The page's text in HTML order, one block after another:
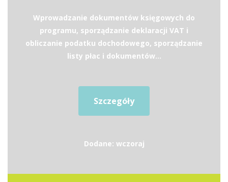
Wprowadzanie dokumentów księgowych do
programu, sporządzanie deklaracji VAT i
obliczanie podatku dochodowego, sporządzanie
listy płac i dokumentów...
Szczegóły
Dodane: wczoraj